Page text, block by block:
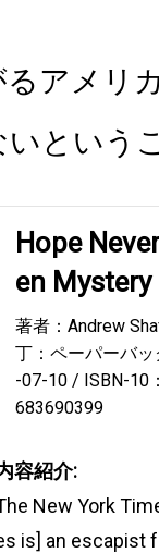
アメリ
という
Hope
en Mystery
著者：Andrew
丁：ペーパーバ
-07-10
ISBN-10
683690399
容紹介:
New York
is] an escapist